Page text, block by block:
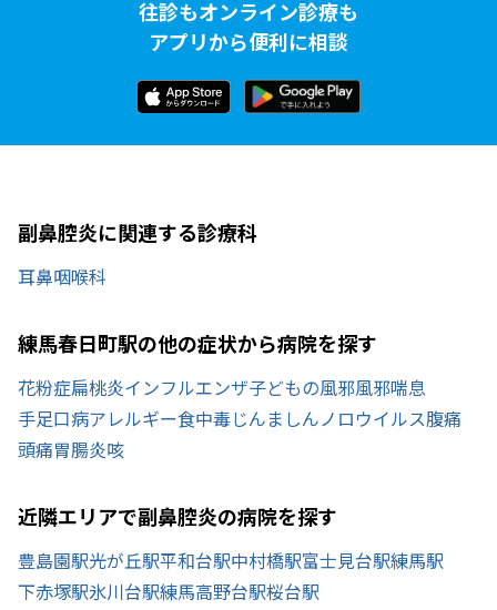
往診もオンライン診療も
アプリから便利に相談
副鼻腔炎に関連する診療科
耳鼻咽喉科
練馬春日町駅の他の症状から病院を探す
花粉症扁桃炎インフルエンザ子どもの風邪風邪喘息
手足口病アレルギー食中毒じんましんノロウイルス腹痛
頭痛胃腸炎咳
近隣エリアで副鼻腔炎の病院を探す
豊島園駅光が丘駅平和台駅中村橋駅富士見台駅練馬駅
下赤塚駅氷川台駅練馬高野台駅桜台駅